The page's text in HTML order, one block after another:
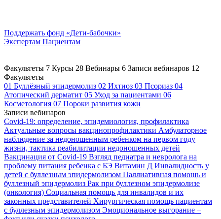
Поддержать фонд «Дети-бабочки»
Экспертам Пациентам
Факультеты 7 Курсы 28 Вебинары 6 Записи вебинаров 12
Факультеты
01 Буллёзный эпидермолиз 02 Ихтиоз 03 Псориаз 04
Атопический дерматит 05 Уход за пациентами 06
Косметология 07 Пороки развития кожи
Записи вебинаров
Covid-19: определение, эпидемиология, профилактика
Актуальные вопросы вакцинопрофилактики Амбулаторное
наблюдение за недоношенным ребенком на первом году
жизни, тактика реабилитации недоношенных детей
Вакцинация от Covid-19 Взгляд педиатра и невролога на
проблему питания ребенка с БЭ Витамин Д Инвалидность у
детей с буллезным эпидермолизом Паллиативная помощь и
буллезный эпидермолиз Рак при буллезном эпидермолизе
(онкология) Социальная помощь для инвалидов и их
законных представителей Хирургическая помощь пациентам
с буллезным эпидермолизом Эмоциональное выгорание –